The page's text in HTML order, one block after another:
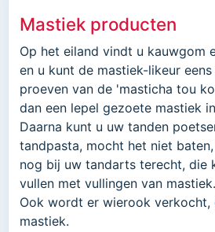
Mastiek producten
Op het eiland vindt u kauwgom
en u kunt de mastiek-likeur
proeven van de 'masticha tou
dan een lepel gezoete mastiek
Daarna kunt u uw tanden
tandpasta, mocht het niet
nog bij uw tandarts terecht, die
vullen met vullingen van mastiek.
Ook wordt er wierook verkocht,
mastiek.